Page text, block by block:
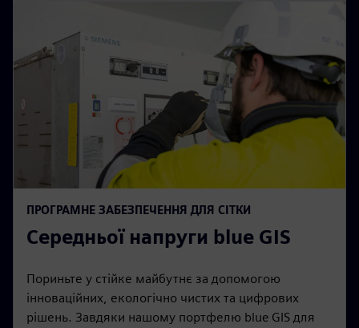
ПРОГРАМНЕ ЗАБЕЗПЕЧЕННЯ ДЛЯ СІТКИ
Середньої напруги blue GIS
Пориньте у стійке майбутнє за допомогою
інноваційних, екологічно чистих та цифрових
рішень. Завдяки нашому портфелю blue GIS для